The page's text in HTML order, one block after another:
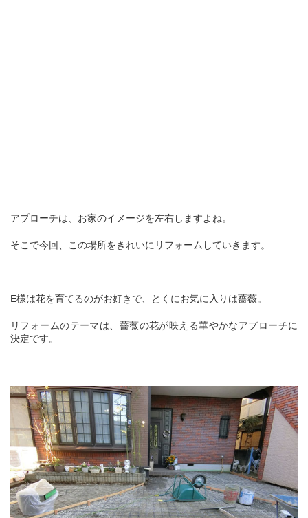
アプローチは、お家のイメージを左右しますよね。
そこで今回、この場所をきれいにリフォームしていきます。
E様は花を育てるのがお好きで、とくにお気に入りは薔薇。
リフォームのテーマは、薔薇の花が映える華やかなアプローチに
決定です。